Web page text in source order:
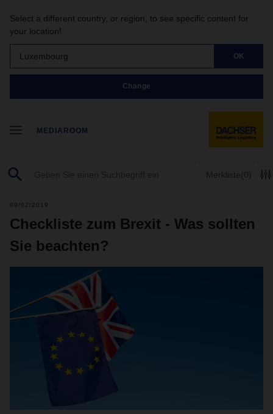
Select a different country, or region, to see specific content for
your location!
Luxembourg OK
Change
MEDIAROOM
Merkliste(0)
09/02/2019
Checkliste zum Brexit - Was sollten
Sie beachten?